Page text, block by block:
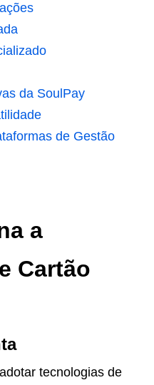
da SoulPay
de Gestão
a
Cartão
tecnologias de